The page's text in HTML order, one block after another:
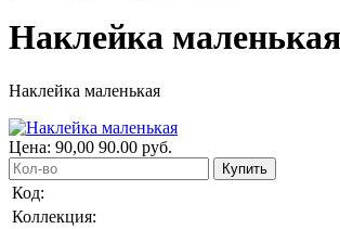
Наклейка маленькая
Наклейка маленькая
Цена: 90,00 90.00 руб.
Купить
Код:
Коллекция: